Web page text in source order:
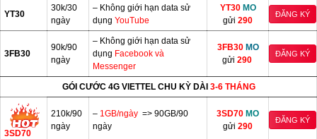
YT30
30k/30
ngày
– Không giới hạn data sử
dụng YouTube
YT30 MO
gửi 290
ĐĂNG KÝ
3FB30
90k/90
ngày
– Không giới hạn data sử
dụng Facebook và
Messenger
3FB30 MO
gửi 290
ĐĂNG KÝ
GÓI CƯỚC 4G VIETTEL CHU KỲ DÀI 3-6 THÁNG
3SD70
210k/90
ngày
– 1GB/ngày => 90GB/90
ngày
3SD70 MO
gửi 290
ĐĂNG KÝ